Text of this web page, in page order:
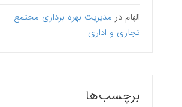
الهام در مدیریت بهره برداری مجتمع
تجاری و اداری
برچسب‌ها